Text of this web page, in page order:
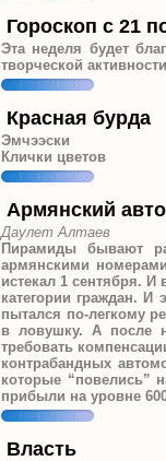
Гороскоп с 21
Эта неделя будет
творческой активности
Красная бурда
Эмчээски
Клички цветов
Армянский
Даулет Алтаев
Пирамиды бывают
армянскими
истекал 1 сентября. И
категории граждан. И
пытался по-легкому
в ловушку. А после
требовать
контрабандных
которые “повелись”
прибыли на уровне
Власть